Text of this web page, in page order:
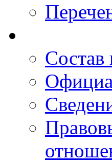
Состав